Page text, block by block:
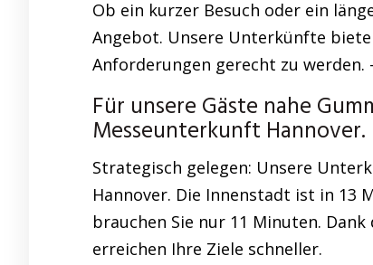
Ob ein kurzer Besuch oder ein
Angebot. Unsere Unterkünfte
Anforderungen gerecht zu werden.
Für unsere Gäste nahe
Messeunterkunft Hannover.
Strategisch gelegen: Unsere
Hannover. Die Innenstadt ist in 13
brauchen Sie nur 11 Minuten.
erreichen Ihre Ziele schneller.